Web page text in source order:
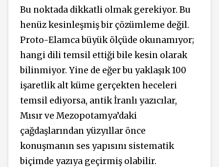
Bu noktada dikkatli olmak gerekiyor. Bu
henüz kesinleşmiş bir çözümleme değil.
Proto-Elamca büyük ölçüde okunamıyor;
hangi dili temsil ettiği bile kesin olarak
bilinmiyor. Yine de eğer bu yaklaşık 100
işaretlik alt küme gerçekten heceleri
temsil ediyorsa, antik İranlı yazıcılar,
Mısır ve Mezopotamya’daki
çağdaşlarından yüzyıllar önce
konuşmanın ses yapısını sistematik
biçimde yazıya geçirmiş olabilir.